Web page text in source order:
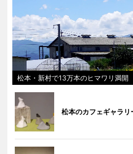
松本・新村で13万本のヒマワリ満開
松本のカフェギャラリ